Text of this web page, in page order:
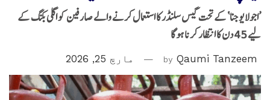
’اجولا یوجنا‘ کے تحت گیس سلنڈر کا استعمال کرنے والے صارفین کو اگلی بکنگ کے
لیے 45 دن کا انتظار کرنا ہوگا
by Qaumi Tanzeem مارچ 25, 2026